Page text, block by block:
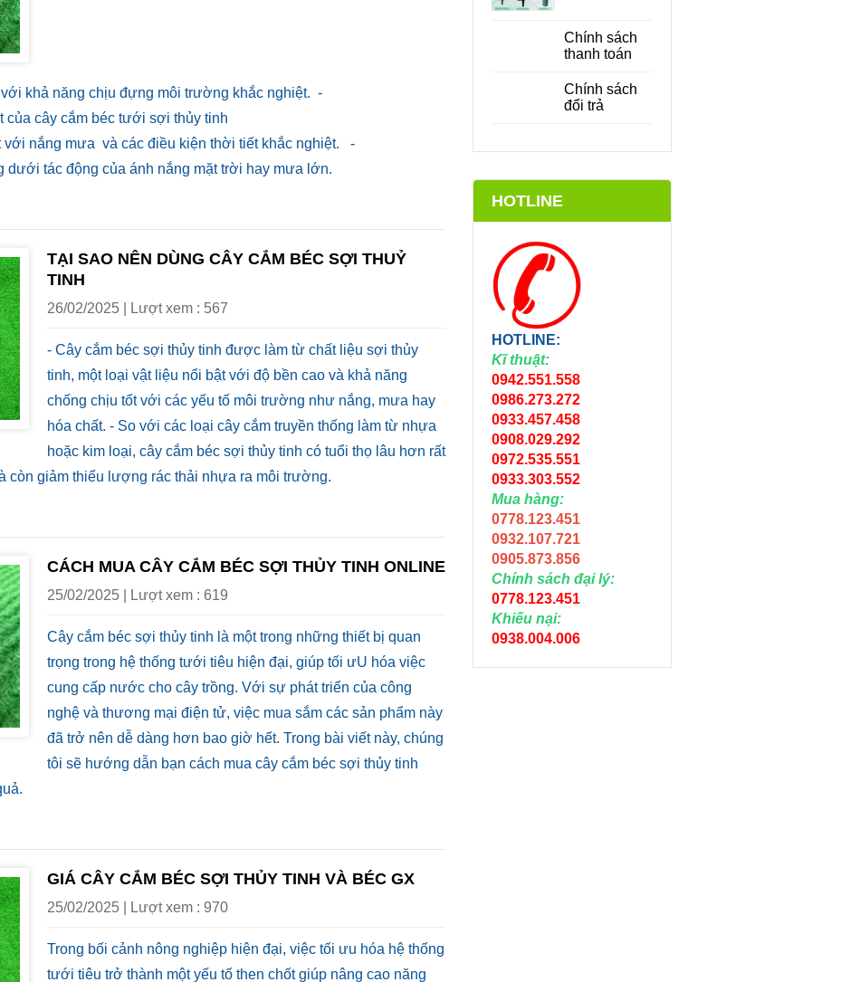
khả năng chịu đựng môi trường khắc nghiệt. -
của cây cắm béc tưới sợi thủy tinh
với nắng mưa và các điều kiện thời tiết khắc nghiệt. -
dưới tác động của ánh nắng mặt trời hay mưa lớn.
TẠI SAO NÊN DÙNG CÂY CẮM BÉC SỢI THUỶ
TINH
26/02/2025 | Lượt xem : 567
- Cây cắm béc sợi thủy tinh được làm từ chất liệu sợi thủy
tinh, một loại vật liệu nổi bật với độ bền cao và khả năng
chống chịu tốt với các yếu tố môi trường như nắng, mưa hay
hóa chất. - So với các loại cây cắm truyền thống làm từ nhựa
hoặc kim loại, cây cắm béc sợi thủy tinh có tuổi thọ lâu hơn rất
còn giảm thiểu lượng rác thải nhựa ra môi trường.
CÁCH MUA CÂY CẮM BÉC SỢI THỦY TINH ONLINE
25/02/2025 | Lượt xem : 619
Cây cắm béc sợi thủy tinh là một trong những thiết bị quan
trọng trong hệ thống tưới tiêu hiện đại, giúp tối ưU hóa việc
cung cấp nước cho cây trồng. Với sự phát triển của công
nghệ và thương mại điện tử, việc mua sắm các sản phẩm này
đã trở nên dễ dàng hơn bao giờ hết. Trong bài viết này, chúng
tôi sẽ hướng dẫn bạn cách mua cây cắm béc sợi thủy tinh
GIÁ CÂY CẮM BÉC SỢI THỦY TINH VÀ BÉC GX
25/02/2025 | Lượt xem : 970
Trong bối cảnh nông nghiệp hiện đại, việc tối ưu hóa hệ thống
tưới tiêu trở thành một yếu tố then chốt giúp nâng cao năng
TƯỚI CÂY
PHÙ HỢP
KIỆM CHI
PHÍ
Chính sách
thanh toán
Chính sách
đổi trả
HOTLINE
HOTLINE:
Kĩ thuật:
0942.551.558
0986.273.272
0933.457.458
0908.029.292
0972.535.551
0933.303.552
Mua hàng:
0778.123.451
0932.107.721
0905.873.856
Chính sách đại lý:
0778.123.451
Khiếu nại:
0938.004.006